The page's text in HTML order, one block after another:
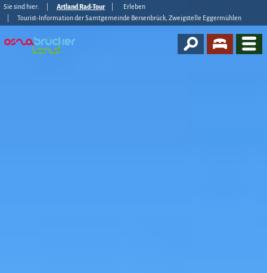
Sie sind hier: Artland Rad-Tour
Erleben
Tourist-Information der Samtgemeinde Bersenbrück, Zweigstelle Eggermühlen